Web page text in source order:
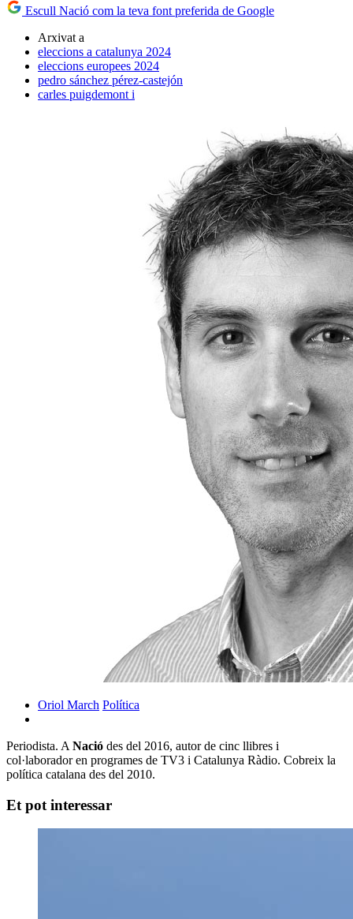
Escull Nació com la teva font preferida de Google
Arxivat a
eleccions a catalunya 2024
eleccions europees 2024
pedro sánchez pérez-castejón
carles puigdemont i
Oriol March Política
Periodista. A Nació des del 2016, autor de cinc llibres i
col·laborador en programes de TV3 i Catalunya Ràdio. Cobreix la
política catalana des del 2010.
Et pot interessar